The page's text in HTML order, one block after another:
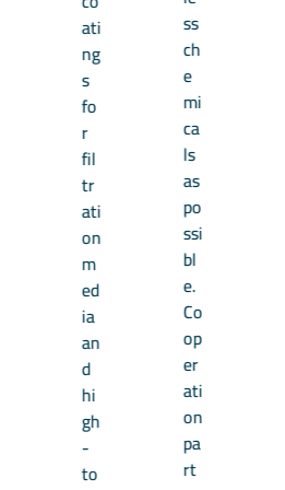
ati
ng
s
fo
r
fil
tr
ati
on
m
ed
ia
an
d
hi
gh
-
to
ss
ch
e
mi
ca
ls
as
po
ssi
bl
e.
Co
op
er
ati
on
pa
rt